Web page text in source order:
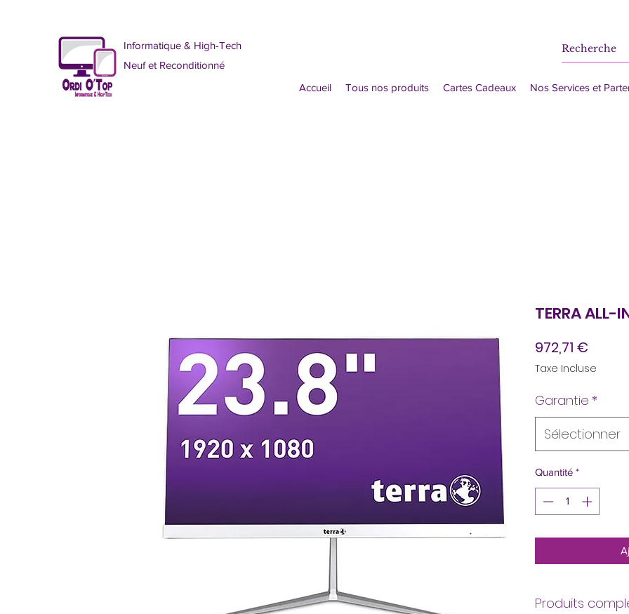
Informatique & High-Tech
Neuf et Reconditionné
Accueil Tous nos produits Cartes Cadeaux Nos Services et
TERRA
972,71 €
Taxe Incluse
Garantie *
Sélectionner
Quantité *
Produits